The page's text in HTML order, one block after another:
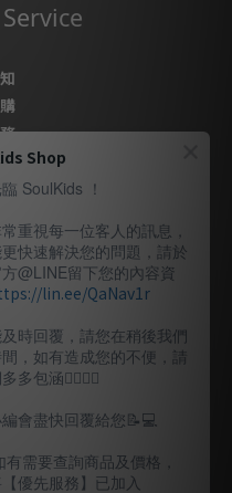
Us
園區復興路69號
337-1777
soulkids
Shop
SoulKids ！
重視每一位客人的訊息，
快速解決您的問題，請於
@LINE留下您的內容資
lin.ee/QaNav1r
時回覆，請您在稍後我們
，如有造成您的不便，請
多包涵🙇🏽‍🙇‍♀️
會盡快回覆給您📝💻️
有需要查詢商品及價格，
優先服務】已加入